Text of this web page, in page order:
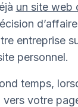
un site web
entreprise
personnel.
temps,
vers votre